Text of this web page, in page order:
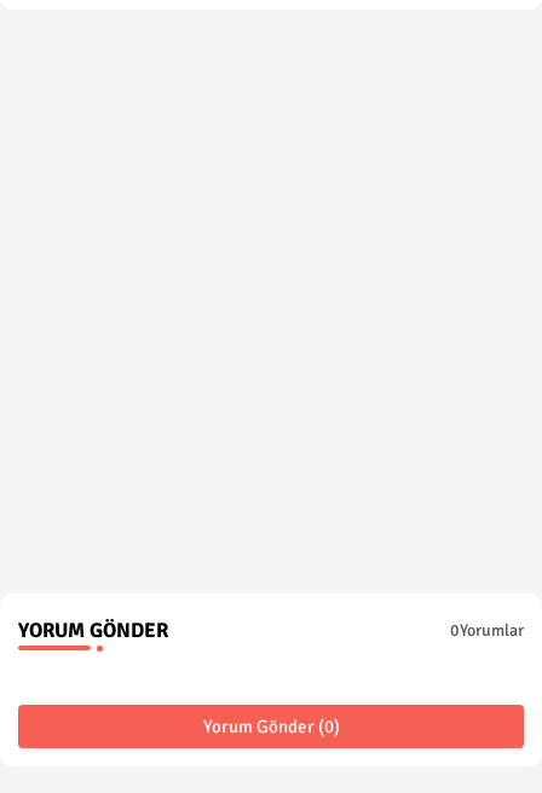
YORUM GÖNDER 0Yorumlar
Yorum Gönder (0)